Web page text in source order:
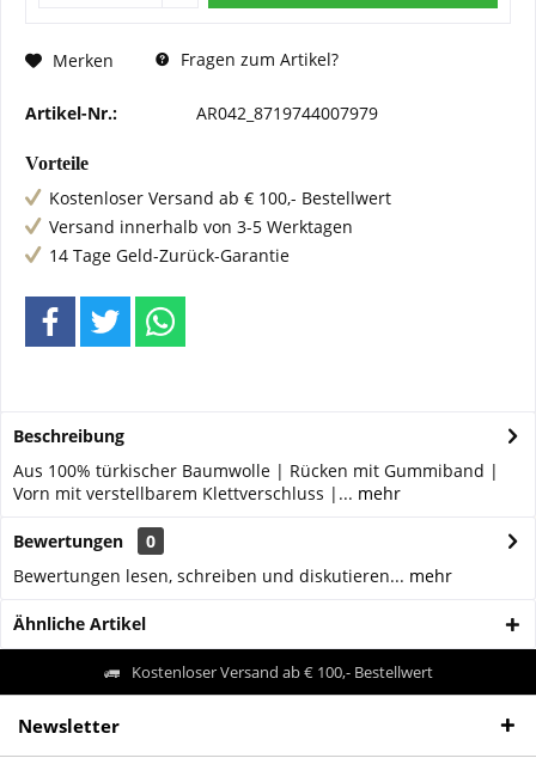
Merken Fragen zum Artikel?
Artikel-Nr.: AR042_8719744007979
Vorteile
Kostenloser Versand ab € 100,- Bestellwert
Versand innerhalb von 3-5 Werktagen
14 Tage Geld-Zurück-Garantie
Beschreibung
Aus 100% türkischer Baumwolle | Rücken mit Gummiband |
Vorn mit verstellbarem Klettverschluss |... mehr
Bewertungen
0
Bewertungen lesen, schreiben und diskutieren... mehr
Ähnliche Artikel
Kostenloser Versand ab € 100,- Bestellwert
Newsletter